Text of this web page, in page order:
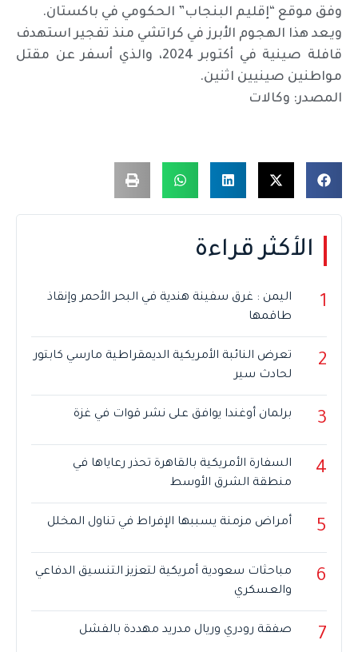
وفق موقع “إقليم البنجاب” الحكومي في باكستان.
ويعد هذا الهجوم الأبرز في كراتشي منذ تفجير استهدف
قافلة صينية في أكتوبر 2024، والذي أسفر عن مقتل
مواطنين صينيين اثنين.
المصدر: وكالات
الأكثر قراءة
1
اليمن : غرق سفينة هندية في البحر الأحمر وإنقاذ
طاقمها
2
تعرض النائبة الأمريكية الديمقراطية مارسي كابتور
لحادث سير
3 برلمان أوغندا يوافق على نشر قوات في غزة
4
السفارة الأمريكية بالقاهرة تحذر رعاياها في
منطقة الشرق الأوسط
5 أمراض مزمنة يسببها الإفراط في تناول المخلل
6
مباحثات سعودية أمريكية لتعزيز التنسيق الدفاعي
والعسكري
7 صفقة رودري وريال مدريد مهددة بالفشل